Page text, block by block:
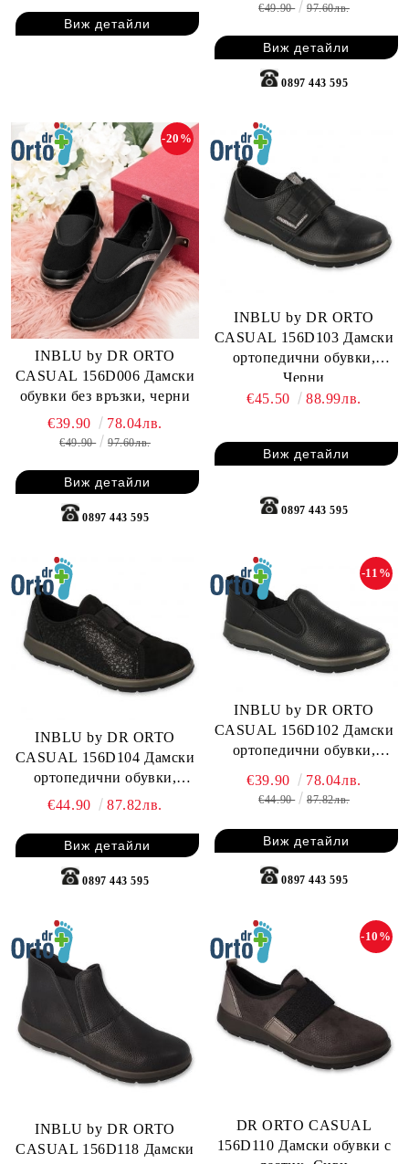
Виж детайли
€49.90 97.60лв.
Виж детайли
0897 443 595
INBLU by DR ORTO
CASUAL 156D006 Дамски
обувки без връзки, черни
-20%
€39.90 78.04лв.
€49.90 97.60лв.
Виж детайли
0897 443 595
INBLU by DR ORTO
CASUAL 156D103 Дамски
ортопедични обувки,
Черни
€45.50
88.99лв.
Виж детайли
0897 443 595
INBLU by DR ORTO
CASUAL 156D104 Дамски
ортопедични обувки,
Черни
€44.90 87.82лв.
Виж детайли
0897 443 595
INBLU by DR ORTO
CASUAL 156D102 Дамски
ортопедични обувки,
Черни
-11%
€39.90 78.04лв.
€44.90 87.82лв.
Виж детайли
0897 443 595
INBLU by DR ORTO
CASUAL 156D118 Дамски
DR ORTO CASUAL
156D110 Дамски обувки с
-10%